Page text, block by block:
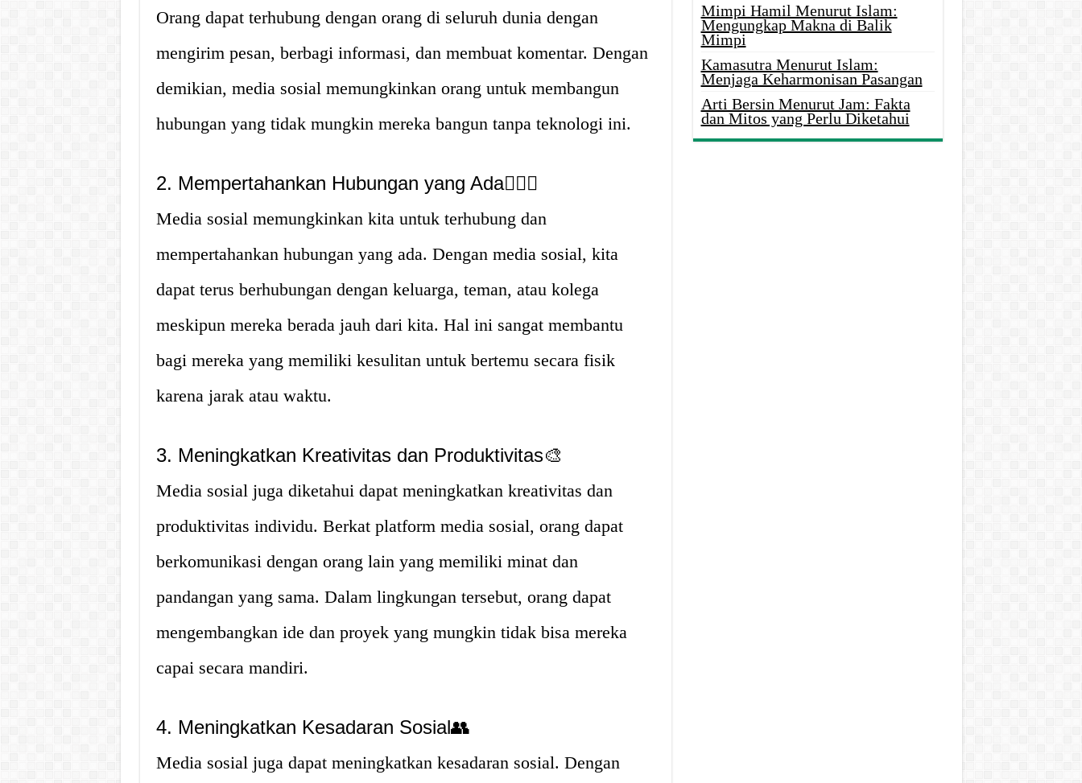
Orang dapat terhubung dengan orang di seluruh dunia dengan
mengirim pesan, berbagi informasi, dan membuat komentar. Dengan
demikian, media sosial memungkinkan orang untuk membangun
hubungan yang tidak mungkin mereka bangun tanpa teknologi ini.
2. Mempertahankan Hubungan yang Ada👨‍❤️‍👨
Media sosial memungkinkan kita untuk terhubung dan
mempertahankan hubungan yang ada. Dengan media sosial, kita
dapat terus berhubungan dengan keluarga, teman, atau kolega
meskipun mereka berada jauh dari kita. Hal ini sangat membantu
bagi mereka yang memiliki kesulitan untuk bertemu secara fisik
karena jarak atau waktu.
3. Meningkatkan Kreativitas dan Produktivitas🎨
Media sosial juga diketahui dapat meningkatkan kreativitas dan
produktivitas individu. Berkat platform media sosial, orang dapat
berkomunikasi dengan orang lain yang memiliki minat dan
pandangan yang sama. Dalam lingkungan tersebut, orang dapat
mengembangkan ide dan proyek yang mungkin tidak bisa mereka
capai secara mandiri.
4. Meningkatkan Kesadaran Sosial👥
Media sosial juga dapat meningkatkan kesadaran sosial. Dengan
Mimpi Hamil Menurut Islam:
Mengungkap Makna di Balik
Mimpi
Kamasutra Menurut Islam:
Menjaga Keharmonisan Pasangan
Arti Bersin Menurut Jam: Fakta
dan Mitos yang Perlu Diketahui